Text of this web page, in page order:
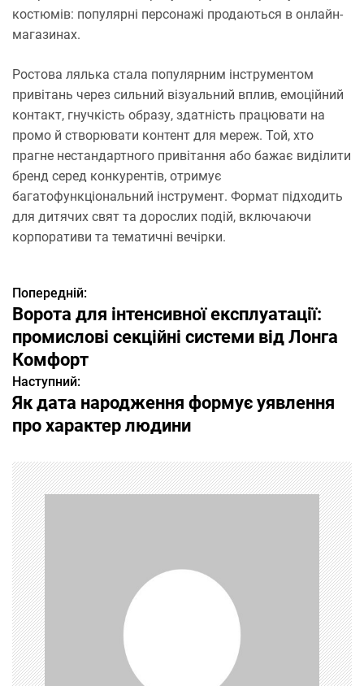
костюмів: популярні персонажі продаються в онлайн-
магазинах.
Ростова лялька стала популярним інструментом
привітань через сильний візуальний вплив, емоційний
контакт, гнучкість образу, здатність працювати на
промо й створювати контент для мереж. Той, хто
прагне нестандартного привітання або бажає виділити
бренд серед конкурентів, отримує
багатофункціональний інструмент. Формат підходить
для дитячих свят та дорослих подій, включаючи
корпоративи та тематичні вечірки.
Н
а
в
і
г
а
ц
і
я
з
а
Попередній:
Ворота для інтенсивної експлуатації:
промислові секційні системи від Лонга
Комфорт
Наступний:
Як дата народження формує уявлення
про характер людини